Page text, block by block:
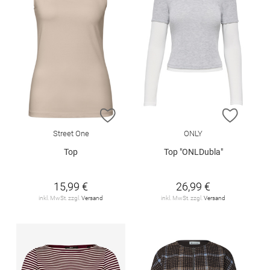
ZUR WUNSCHLISTE HINZUFÜGEN
Street One
Top
15,99 €
inkl. MwSt. zzgl. Versand
ZUR
ONLY
Top "ONLDubla"
26,99 €
inkl. MwSt. zzgl. Versand